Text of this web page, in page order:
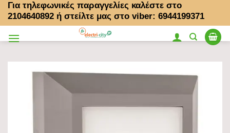
Μετάβαση
στο
Για τηλεφωνικές παραγγελίες καλέστε στο
2104640892 ή στείλτε μας στο viber: 6944199371